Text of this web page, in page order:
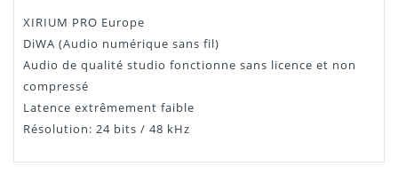
XIRIUM PRO Europe
DiWA (Audio numérique sans fil)
Audio de qualité studio fonctionne sans licence et non
compressé
Latence extrêmement faible
Résolution: 24 bits / 48 kHz